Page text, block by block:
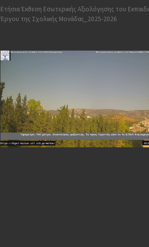
Ετήσια Έκθεση Εσωτερικής Αξιολόγησης του
Έργου της Σχολικής Μονάδας_2025-2026